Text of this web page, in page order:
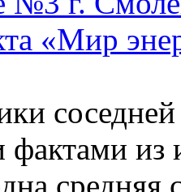
«Мир
из
средняя